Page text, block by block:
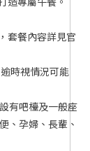
套餐內容詳見官
時視情況可能
有吧檯及一般座
、孕婦、長輩、